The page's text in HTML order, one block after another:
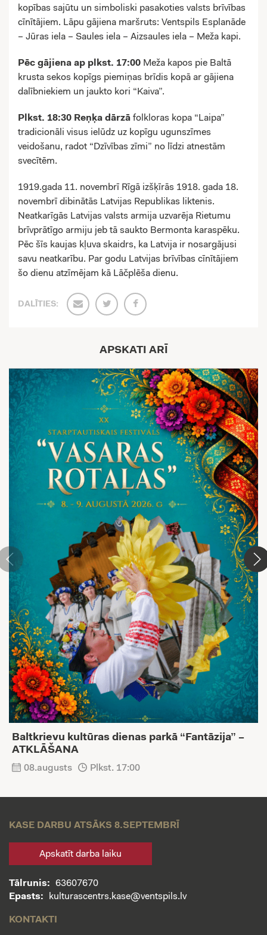
kopības sajūtu un simboliski pasakoties valsts brīvības
cīnītājiem. Lāpu gājiena maršruts: Ventspils Esplanāde
– Jūras iela – Saules iela – Aizsaules iela – Meža kapi.
Pēc gājiena ap plkst. 17:00 Meža kapos pie Baltā
krusta sekos kopīgs piemiņas brīdis kopā ar gājiena
dalībniekiem un jaukto kori “Kaiva”.
Plkst. 18:30 Reņķa dārzā folkloras kopa “Laipa”
tradicionāli visus ielūdz uz kopīgu ugunszīmes
veidošanu, radot “Dzīvības zīmi” no līdzi atnestām
svecītēm.
1919.gada 11. novembrī Rīgā izšķīrās 1918. gada 18.
novembrī dibinātās Latvijas Republikas liktenis.
Neatkarīgās Latvijas valsts armija uzvarēja Rietumu
brīvprātīgo armiju jeb tā saukto Bermonta karaspēku.
Pēc šīs kaujas kļuva skaidrs, ka Latvija ir nosargājusi
savu neatkarību. Par godu Latvijas brīvības cīnītājiem
šo dienu atzīmējam kā Lāčplēša dienu.
DALĪTIES:
APSKATI ARĪ
Baltkrievu kultūras dienas parkā “Fantāzija” –
ATKLĀŠANA
08.augusts Plkst. 17:00
KASE DARBU ATSĀKS 8.SEPTEMBRĪ
Apskatīt darba laiku
Tālrunis:
63607670
Epasts:
kulturascentrs.kase@ventspils.lv
KONTAKTI